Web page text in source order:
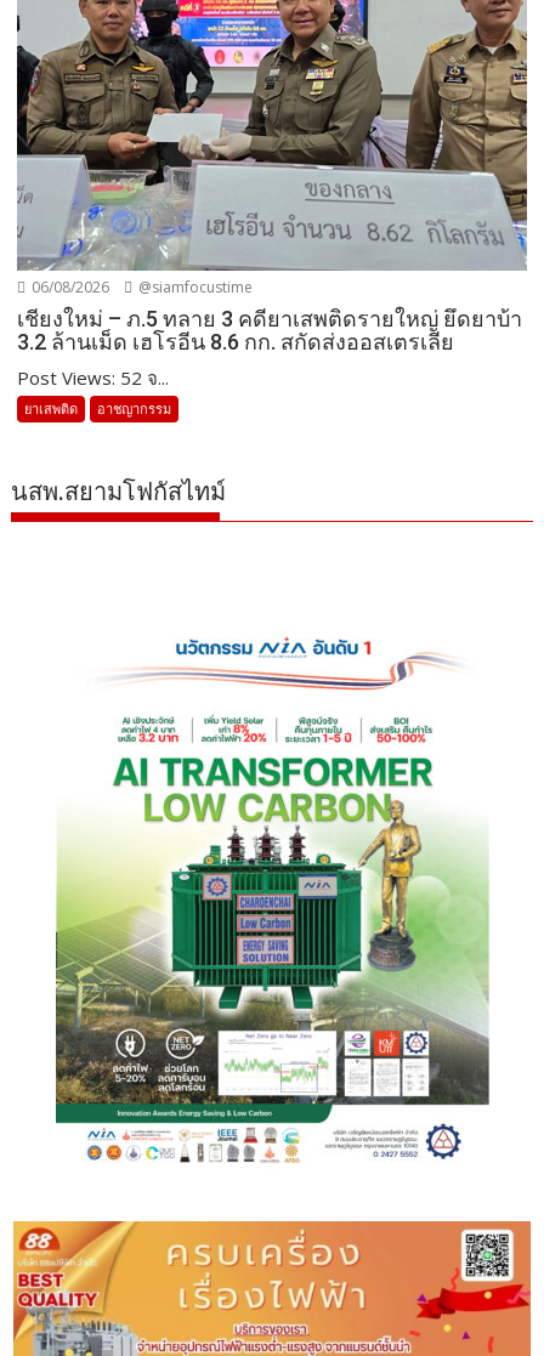
06/08/2026 @siamfocustime
เชียงใหม่ – ภ.5 ทลาย 3 คดียาเสพติดรายใหญ่ ยึดยาบ้า
3.2 ล้านเม็ด เฮโรอีน 8.6 กก. สกัดส่งออสเตรเลีย
Post Views: 52 จ...
ยาเสพติด อาชญากรรม
นสพ.สยามโฟกัสไทม์